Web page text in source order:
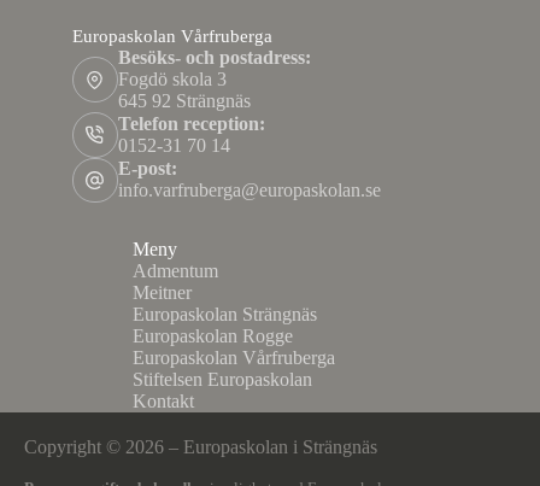
Europaskolan Vårfruberga
Besöks- och postadress:
Fogdö skola 3
645 92 Strängnäs
Telefon reception:
0152-31 70 14
E-post:
info.varfruberga@europaskolan.se
Meny
Admentum
Meitner
Europaskolan Strängnäs
Europaskolan Rogge
Europaskolan Vårfruberga
Stiftelsen Europaskolan
Kontakt
Copyright © 2026 – Europaskolan i Strängnäs